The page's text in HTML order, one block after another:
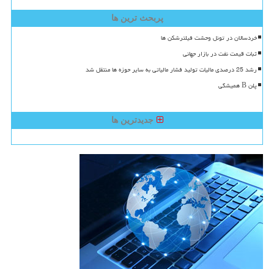
پربحث ترین ها
خردسالان در تونل وحشت فیلترشکن ها
ثبات قیمت نفت در بازار جهانی
رشد 25 درصدی مالیات تولید فشار مالیاتی به سایر حوزه ها منتقل شد
پلن B همیشگی
جدیدترین ها